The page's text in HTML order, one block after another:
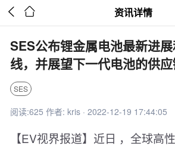
  资讯详情
SES公布锂金属电池最新进
线，并展望下一代电池的供
SES
阅读:625 作者: kris · 2022-12-19 17:44:05
【EV视界报道】近日 ，全球高